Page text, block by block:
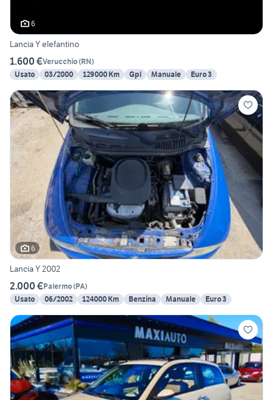
6
Lancia Y elefantino
1.600 €Verucchio(RN)
Usato
03/2000 129000 Km Gpl Manuale Euro 3
6
Lancia Y 2002
2.000 €Palermo(PA)
Usato
06/2002 124000 Km Benzina Manuale Euro 3